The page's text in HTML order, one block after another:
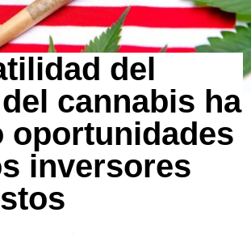
del
cannabis ha
oportunidades
inversores